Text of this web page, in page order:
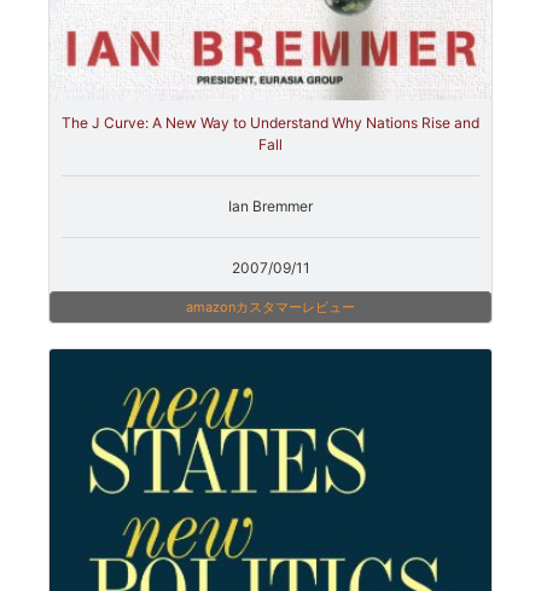
The J Curve: A New Way to Understand Why Nations Rise and
Fall
Ian Bremmer
2007/09/11
amazonカスタマーレビュー